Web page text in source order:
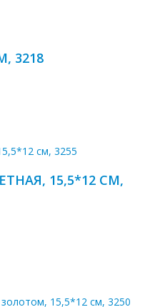
3218
15,5*12 СМ,